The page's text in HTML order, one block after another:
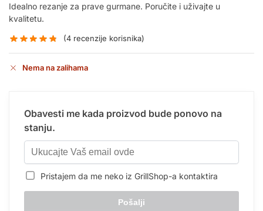
Idealno rezanje za prave gurmane. Poručite i uživajte u
kvalitetu.
(4 recenzije korisnika)
Nema na zalihama
Obavesti me kada proizvod bude ponovo na
stanju.
Pristajem da me neko iz GrillShop-a kontaktira